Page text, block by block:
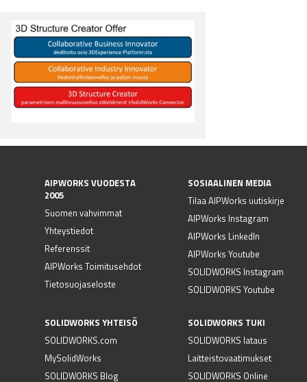
AIPWORKS VUODESTA
2005
Suomen vahvimmat
Yhteystiedot
Referenssit
AIPWorks Toimitusehdot
Tietosuojaseloste
SOSIAALINEN MEDIA
Tilaa AIPWorks uutiskirje
AIPWorks Instagram
AIPWorks LinkedIn
AIPWorks Youtube
SOLIDWORKS Instagram
SOLIDWORKS Youtube
SOLIDWORKS YHTEISÖ
SOLIDWORKS.com
MySolidWorks
SOLIDWORKS Blog
SOLIDWORKS TUKI
SOLIDWORKS lataus
Laitteistovaatimukset
SOLIDWORKS Online